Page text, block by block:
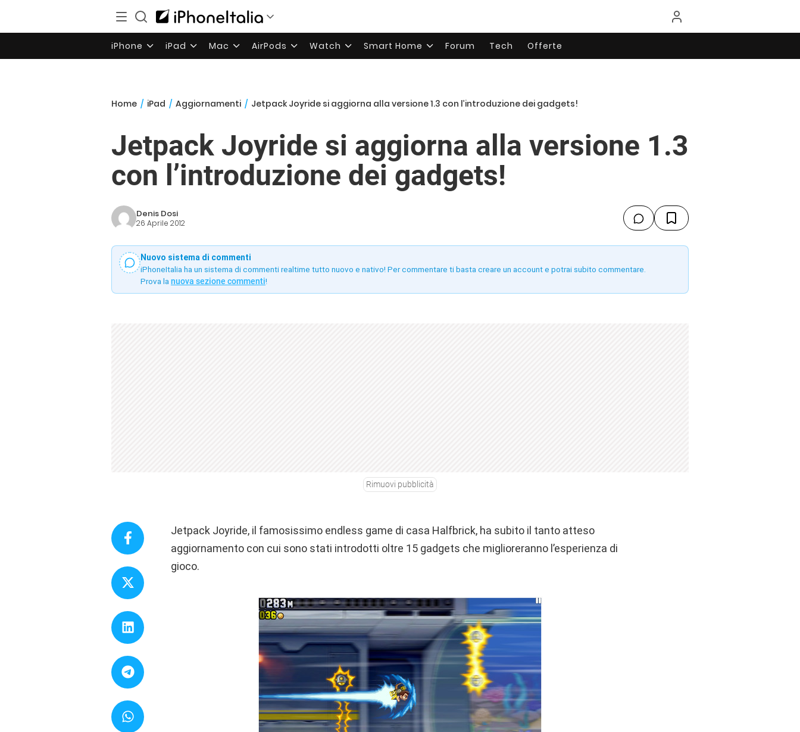
iPhone iPad Mac AirPods Watch Smart Home Forum Tech Offerte
Home / iPad / Aggiornamenti / Jetpack Joyride si aggiorna alla versione 1.3 con l’introduzione dei gadgets!
Jetpack Joyride si aggiorna alla versione 1.3
con l’introduzione dei gadgets!
Denis Dosi
26 Aprile 2012
Nuovo sistema di commenti
iPhoneItalia ha un sistema di commenti realtime tutto nuovo e nativo! Per commentare ti basta creare un account e potrai subito commentare.
Prova la nuova sezione commenti!
Rimuovi pubblicità
Jetpack Joyride, il famosissimo endless game di casa Halfbrick, ha subito il tanto atteso
aggiornamento con cui sono stati introdotti oltre 15 gadgets che miglioreranno l’esperienza di
gioco.